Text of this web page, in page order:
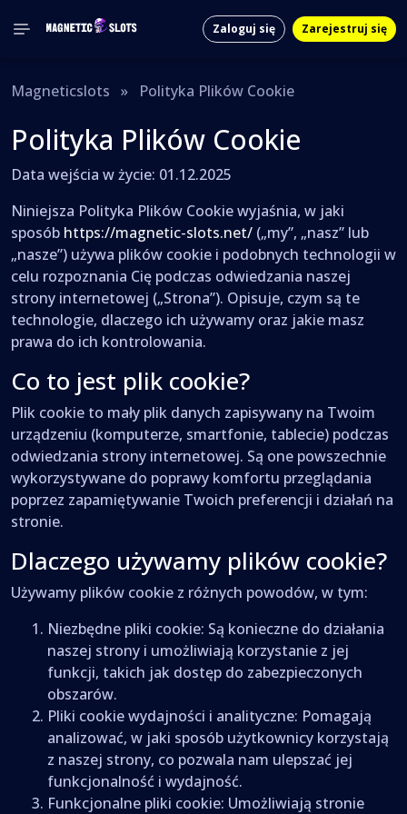
Zaloguj się Zarejestruj się
Magneticslots » Polityka Plików Cookie
Polityka Plików Cookie
Data wejścia w życie: 01.12.2025
Niniejsza Polityka Plików Cookie wyjaśnia, w jaki
sposób https://magnetic-slots.net/ („my”, „nasz” lub
„nasze”) używa plików cookie i podobnych technologii w
celu rozpoznania Cię podczas odwiedzania naszej
strony internetowej („Strona”). Opisuje, czym są te
technologie, dlaczego ich używamy oraz jakie masz
prawa do ich kontrolowania.
Co to jest plik cookie?
Plik cookie to mały plik danych zapisywany na Twoim
urządzeniu (komputerze, smartfonie, tablecie) podczas
odwiedzania strony internetowej. Są one powszechnie
wykorzystywane do poprawy komfortu przeglądania
poprzez zapamiętywanie Twoich preferencji i działań na
stronie.
Dlaczego używamy plików cookie?
Używamy plików cookie z różnych powodów, w tym:
Niezbędne pliki cookie: Są konieczne do działania
naszej strony i umożliwiają korzystanie z jej
funkcji, takich jak dostęp do zabezpieczonych
obszarów.
Pliki cookie wydajności i analityczne: Pomagają
analizować, w jaki sposób użytkownicy korzystają
z naszej strony, co pozwala nam ulepszać jej
funkcjonalność i wydajność.
Funkcjonalne pliki cookie: Umożliwiają stronie